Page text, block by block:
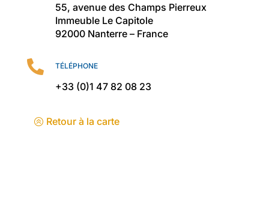
55, avenue des Champs Pierreux
Immeuble Le Capitole
92000 Nanterre – France
 TÉLÉPHONE
+33 (0)1 47 82 08 23
Retour à la carte